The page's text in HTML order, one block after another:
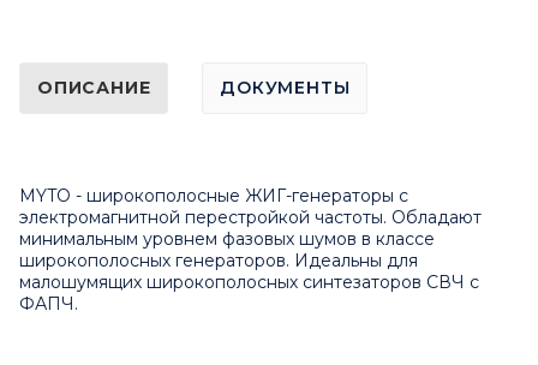
ОПИСАНИЕ ДОКУМЕНТЫ
MYTO - широкополосные ЖИГ-генераторы с
электромагнитной перестройкой частоты. Обладают
минимальным уровнем фазовых шумов в классе
широкополосных генераторов. Идеальны для
малошумящих широкополосных синтезаторов СВЧ с
ФАПЧ.